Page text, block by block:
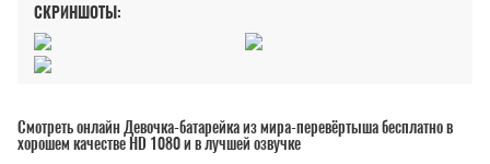
СКРИНШОТЫ:
Смотреть онлайн Девочка-батарейка из мира-перевёртыша бесплатно в
хорошем качестве HD 1080 и в лучшей озвучке